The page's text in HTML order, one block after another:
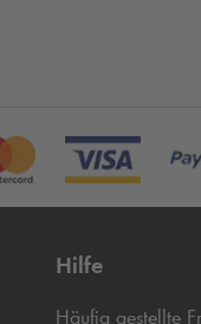
Hilfe
Häufig gestellte